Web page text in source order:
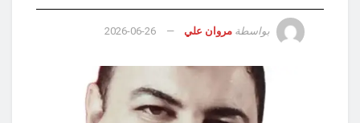
بواسطة مروان علي 2026-06-26